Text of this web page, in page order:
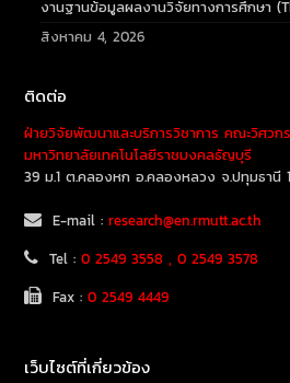
งานฐานข้อมูลผลงานวิจัยทางการศึกษา
สิงหาคม 4, 2026
ติดต่อ
ฝ่ายวิจัยพัฒนาและบริการวิชาการ คณะวิศวก
มหาวิทยาลัยเทคโนโลยีราชมงคลธัญบุรี
39 ม.1 ต.คลองหก อ.คลองหลวง จ.ปทุมธานี
E-mail :research@en.rmutt.ac.th
Tel :0 2549 3558 , 0 2549 3578
Fax :0 2549 4449
เว็บไซต์ที่เกี่ยวข้อง